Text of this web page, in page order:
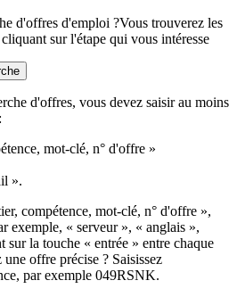
d'offres d'emploi ?Vous trouverez les
sur l'étape qui vous intéresse
d'offres, vous devez saisir au moins
mot-clé, n° d'offre »
».
compétence, mot-clé, n° d'offre »,
exemple, « serveur », « anglais »,
sur la touche « entrée » entre chaque
offre précise ? Saisissez
par exemple 049RSNK.